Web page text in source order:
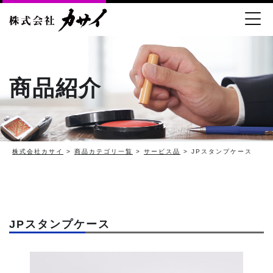
商品紹介
株式会社カサイ > 商品カテゴリ一覧 > サービス品 > JPスタンプケース
JPスタンプケース